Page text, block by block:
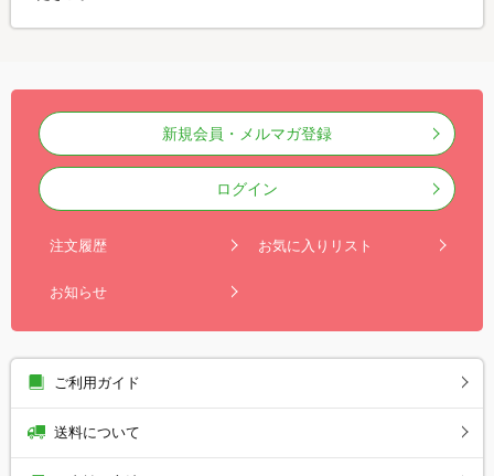
新規会員・メルマガ登録
ログイン
注文履歴 お気に入りリスト
お知らせ
ご利用ガイド
送料について